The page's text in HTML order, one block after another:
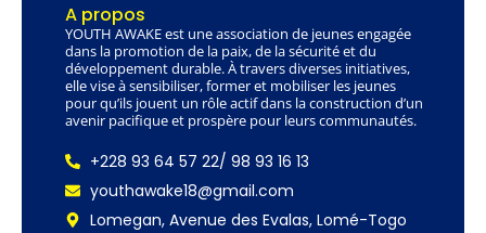
A propos
YOUTH AWAKE est une association de jeunes engagée
dans la promotion de la paix, de la sécurité et du
développement durable. À travers diverses initiatives,
elle vise à sensibiliser, former et mobiliser les jeunes
pour qu’ils jouent un rôle actif dans la construction d’un
avenir pacifique et prospère pour leurs communautés.
+228 93 64 57 22/ 98 93 16 13
youthawake18@gmail.com
Lomegan, Avenue des Evalas, Lomé-Togo